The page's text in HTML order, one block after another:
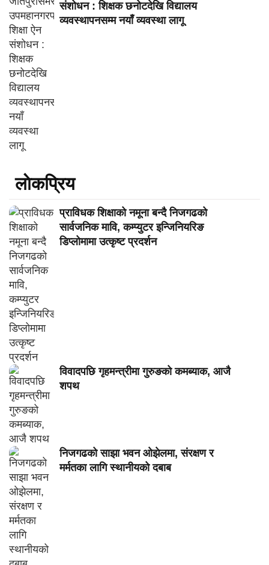
संशोधन : शिक्षक छनोटदेखि विद्यालय
व्यवस्थापनसम्म नयाँ व्यवस्था लागू
लाेकप्रिय
प्राविधक शिक्षाको नमूना बन्दै निजगढको
सार्वजनिक मावि, कम्प्युटर इन्जिनियरिङ
डिप्लोमामा उत्कृष्ट प्रदर्शन
विवादपछि गृहमन्त्रीमा गुरुङको कमब्याक, आजै
शपथ
निजगढको साझा भवन ओझेलमा, संरक्षण र
मर्मतका लागि स्थानीयको दबाब